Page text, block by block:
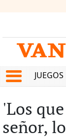
JUEGOS
'Los
señor,